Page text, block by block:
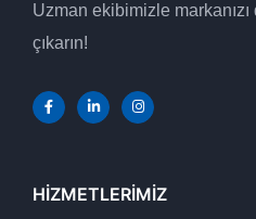
Uzman ekibimizle
çıkarın!
HIZMETLERIMIZ